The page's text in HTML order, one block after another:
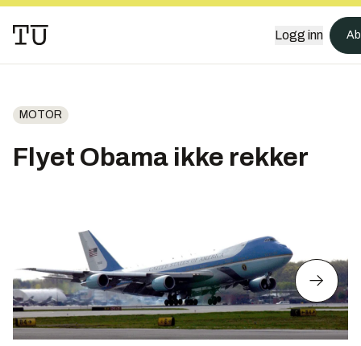
Logg inn
MOTOR
Flyet Obama ikke rekker